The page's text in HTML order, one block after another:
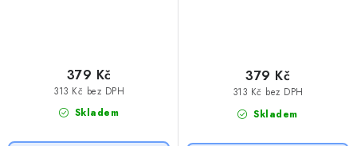
Skladem
313 Kč bez DPH
379 Kč
Skladem
313 Kč bez DPH
379 Kč